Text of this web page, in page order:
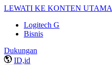
LEWATI KE KONTEN UTAMA
Logitech G
Bisnis
Dukungan
ID,id